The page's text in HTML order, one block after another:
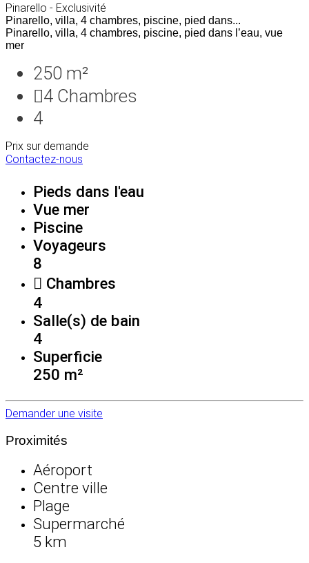
Pinarello - Exclusivité
Pinarello, villa, 4 chambres, piscine, pied dans...
Pinarello, villa, 4 chambres, piscine, pied dans l’eau, vue
mer
250 m²
4 Chambres
4
Prix sur demande
Contactez-nous
Pieds dans l'eau
Vue mer
Piscine
Voyageurs
8
Chambres
4
Salle(s) de bain
4
Superficie
250 m²
Demander une visite
Proximités
Aéroport
Centre ville
Plage
Supermarché
5 km